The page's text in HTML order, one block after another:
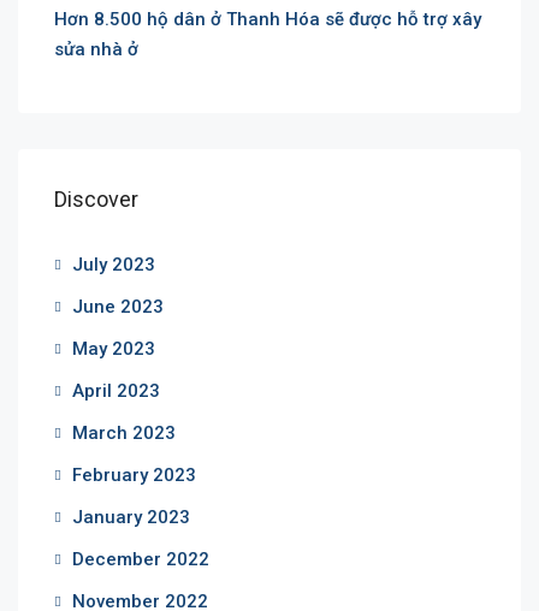
Hơn 8.500 hộ dân ở Thanh Hóa sẽ được hỗ trợ xây
sửa nhà ở
Discover
July 2023
June 2023
May 2023
April 2023
March 2023
February 2023
January 2023
December 2022
November 2022